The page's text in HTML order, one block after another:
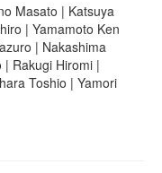
Masato | Katsuya
| Yamamoto Ken
| Nakashima
| Rakugi Hiromi |
Toshio | Yamori